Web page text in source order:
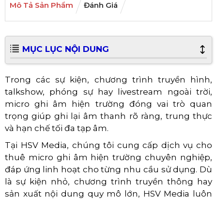
Mô Tả Sản Phẩm Đánh Giá
MỤC LỤC NỘI DUNG
Trong các sự kiện, chương trình truyền hình,
talkshow, phóng sự hay livestream ngoài trời,
micro ghi âm hiện trường đóng vai trò quan
trọng giúp ghi lại âm thanh rõ ràng, trung thực
và hạn chế tối đa tạp âm.
Tại HSV Media, chúng tôi cung cấp dịch vụ cho
thuê micro ghi âm hiện trường chuyên nghiệp,
đáp ứng linh hoạt cho từng nhu cầu sử dụng. Dù
là sự kiện nhỏ, chương trình truyền thông hay
sản xuất nội dung quy mô lớn, HSV Media luôn